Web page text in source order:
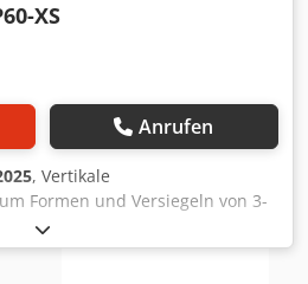
XS
Anrufen
, Vertikale
Formen und Versiegeln von 3-
Ausgestattet mit: Touchscreen;
für